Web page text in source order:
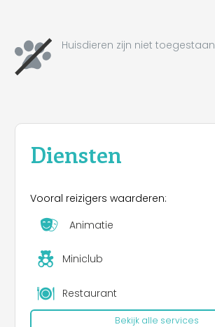
en natuur!Huisdieren zijn niet toegestaan
Diensten
Vooral reizigers waarderen:
Animatie
Miniclub
Restaurant
Bekijk alle services